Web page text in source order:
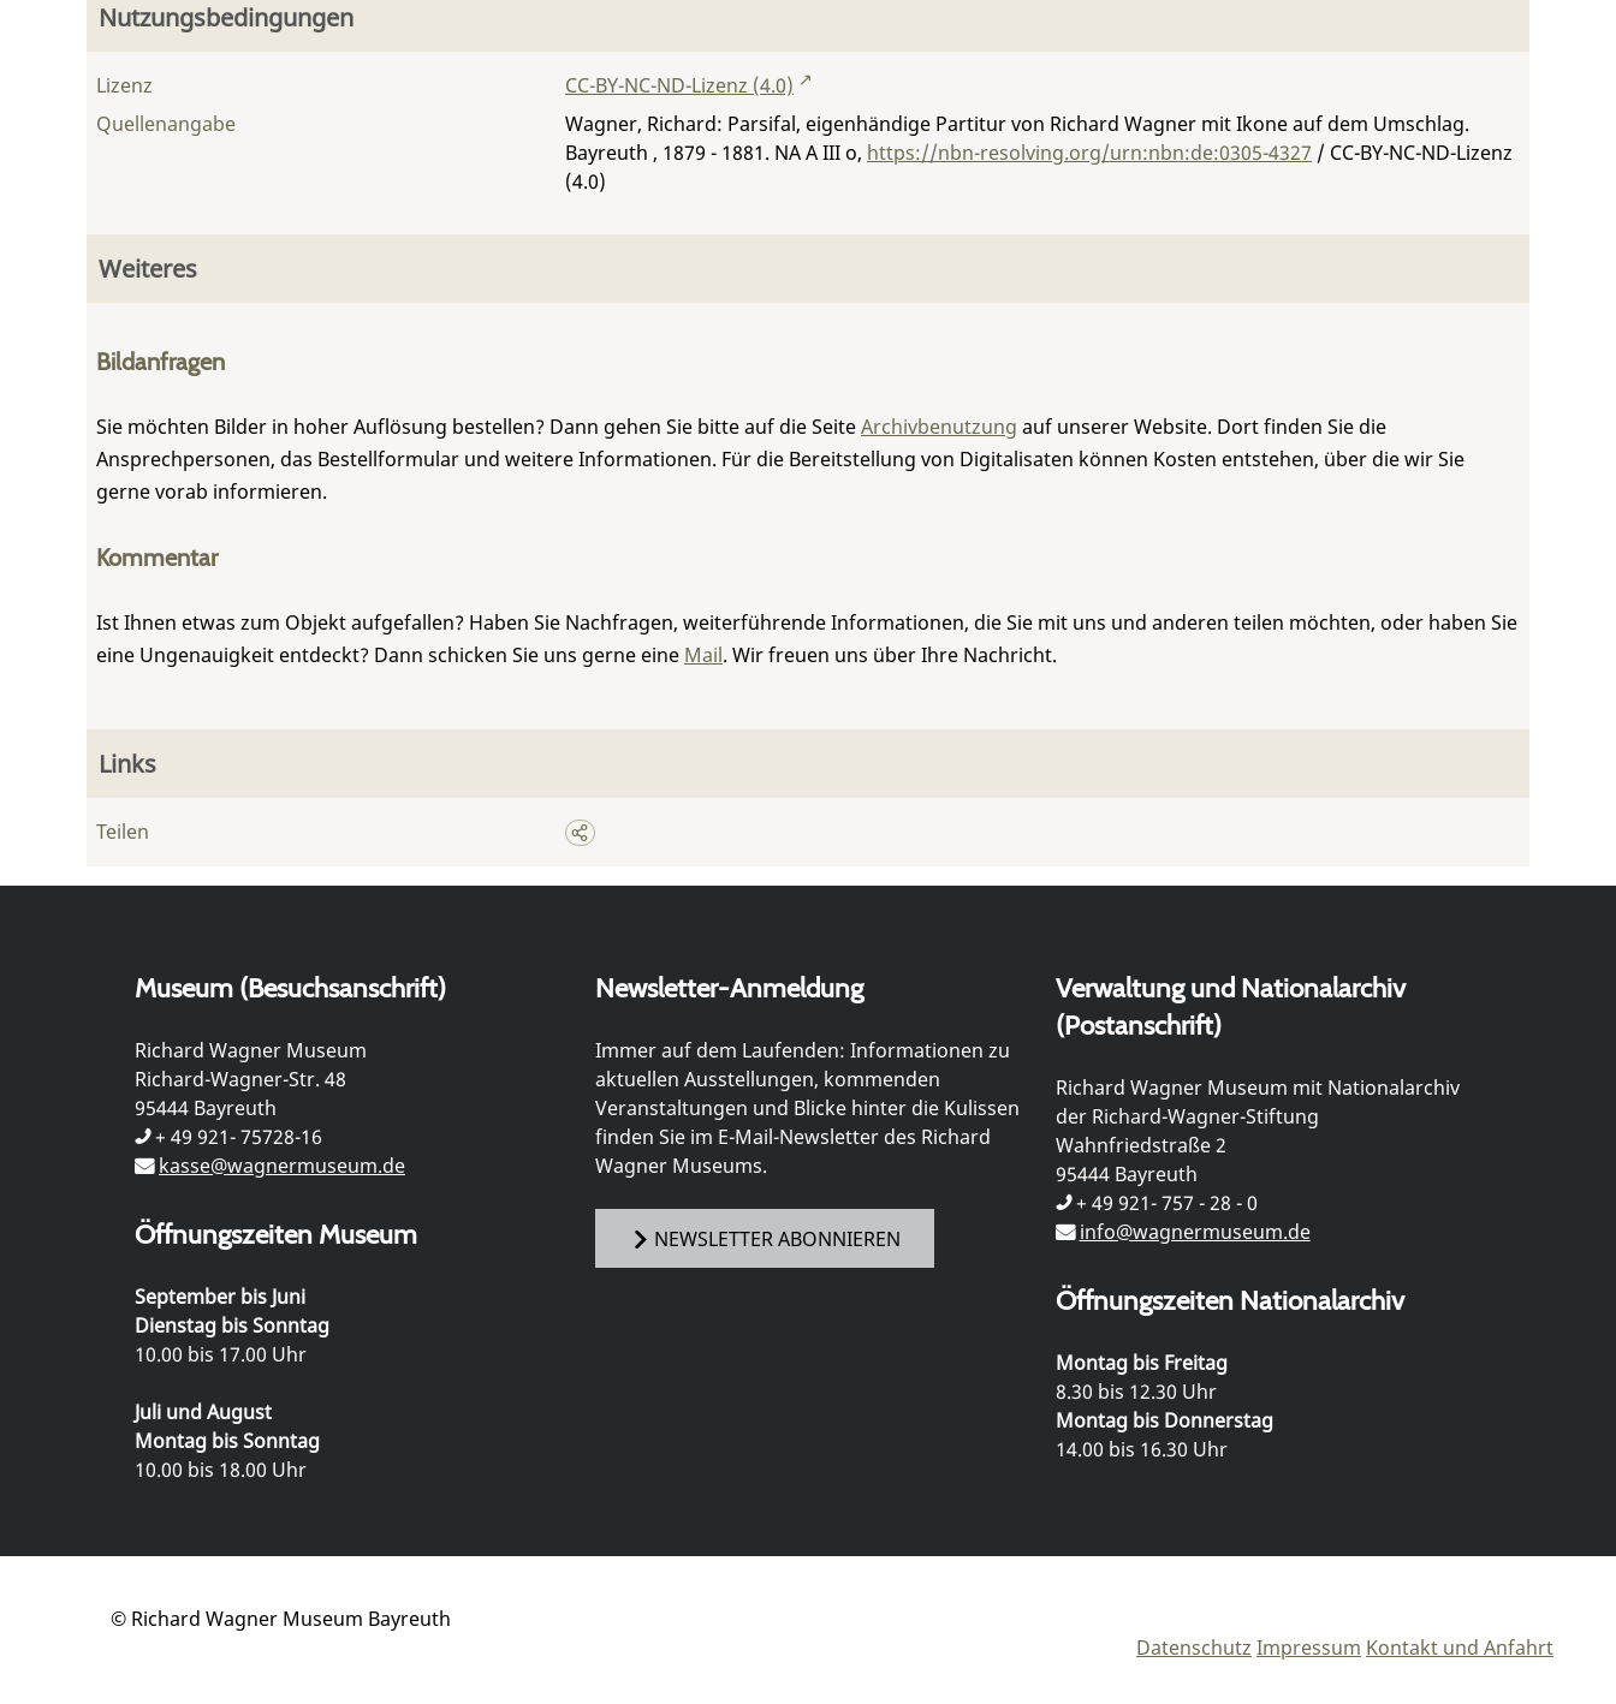
Nutzungsbedingungen
Lizenz
CC-BY-NC-ND-Lizenz (4.0)
Quellenangabe
Wagner, Richard: Parsifal, eigenhändige Partitur von Richard Wagner mit Ikone auf dem Umschlag.
Bayreuth , 1879 - 1881. NA A III o, https://nbn-resolving.org/urn:nbn:de:0305-4327 / CC-BY-NC-ND-Lizenz
(4.0)
Weiteres
Bildanfragen
Sie möchten Bilder in hoher Auflösung bestellen? Dann gehen Sie bitte auf die SeiteArchivbenutzung auf unserer Website. Dort finden Sie die
Ansprechpersonen, das Bestellformular und weitere Informationen. Für die Bereitstellung von Digitalisaten können Kosten entstehen, über die wir Sie
gerne vorab informieren.
Kommentar
Ist Ihnen etwas zum Objekt aufgefallen? Haben Sie Nachfragen, weiterführende Informationen, die Sie mit uns und anderen teilen möchten, oder haben Sie
eine Ungenauigkeit entdeckt? Dann schicken Sie uns gerne eine Mail. Wir freuen uns über Ihre Nachricht.
Links
Teilen
Museum (Besuchsanschrift)
Richard Wagner Museum
Richard-Wagner-Str. 48
95444 Bayreuth
+ 49 921- 75728-16
kasse@wagnermuseum.de
Öffnungszeiten Museum
September bis Juni
Dienstag bis Sonntag
10.00 bis 17.00 Uhr
Juli und August
Montag bis Sonntag
10.00 bis 18.00 Uhr
Newsletter-Anmeldung
Immer auf dem Laufenden: Informationen zu
aktuellen Ausstellungen, kommenden
Veranstaltungen und Blicke hinter die Kulissen
finden Sie im E-Mail-Newsletter des Richard
Wagner Museums.
NEWSLETTER ABONNIEREN
Verwaltung und Nationalarchiv
(Postanschrift)
Richard Wagner Museum mit Nationalarchiv
der Richard-Wagner-Stiftung
Wahnfriedstraße 2
95444 Bayreuth
+ 49 921- 757 - 28 - 0
info@wagnermuseum.de
Öffnungszeiten Nationalarchiv
Montag bis Freitag
8.30 bis 12.30 Uhr
Montag bis Donnerstag
14.00 bis 16.30 Uhr
© Richard Wagner Museum Bayreuth
Datenschutz Impressum Kontakt und Anfahrt